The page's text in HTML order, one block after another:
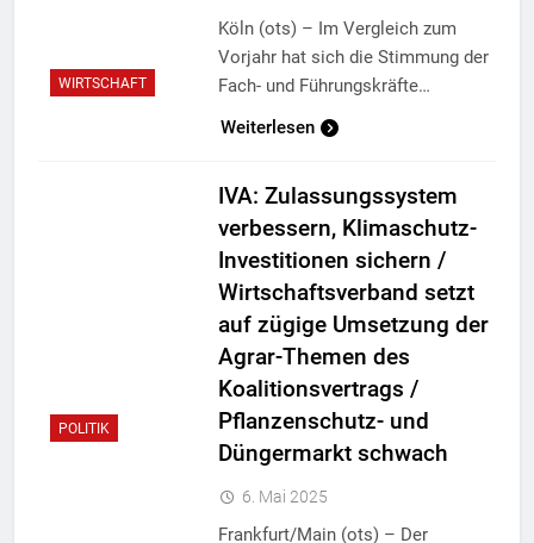
WIRTSCHAFT
Köln (ots) – Im Vergleich zum
Vorjahr hat sich die Stimmung der
Fach- und Führungskräfte…
Weiterlesen
POLITIK
IVA: Zulassungssystem
verbessern, Klimaschutz-
Investitionen sichern /
Wirtschaftsverband setzt
auf zügige Umsetzung der
Agrar-Themen des
Koalitionsvertrags /
Pflanzenschutz- und
Düngermarkt schwach
6. Mai 2025
Frankfurt/Main (ots) – Der